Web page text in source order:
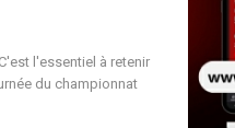
l'essentiel à retenir
du championnat